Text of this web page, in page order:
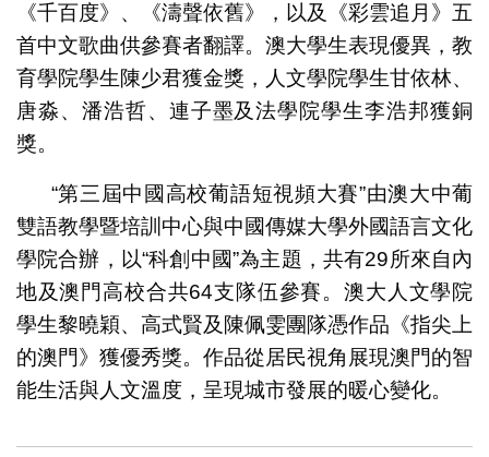
《千百度》、《濤聲依舊》，以及《彩雲追月》五
首中文歌曲供參賽者翻譯。澳大學生表現優異，教
育學院學生陳少君獲金獎，人文學院學生甘依林、
唐淼、潘浩哲、連子墨及法學院學生李浩邦獲銅
獎。
“第三屆中國高校葡語短視頻大賽”由澳大中葡
雙語教學暨培訓中心與中國傳媒大學外國語言文化
學院合辦，以“科創中國”為主題，共有29所來自內
地及澳門高校合共64支隊伍參賽。澳大人文學院
學生黎曉穎、高式賢及陳佩雯團隊憑作品《指尖上
的澳門》獲優秀獎。作品從居民視角展現澳門的智
能生活與人文溫度，呈現城市發展的暖心變化。